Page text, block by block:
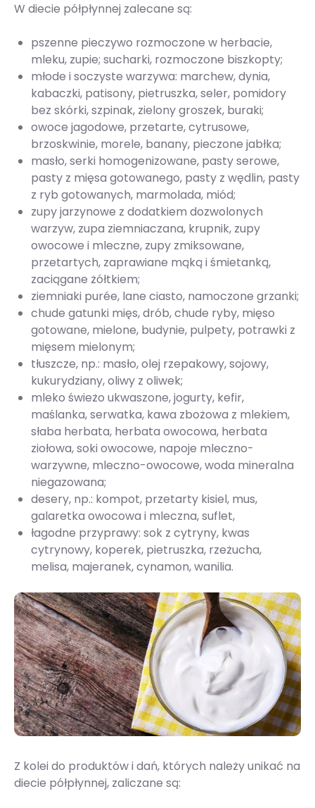
W diecie półpłynnej zalecane są:
pszenne pieczywo rozmoczone w herbacie,
mleku, zupie; sucharki, rozmoczone biszkopty;
młode i soczyste warzywa: marchew, dynia,
kabaczki, patisony, pietruszka, seler, pomidory
bez skórki, szpinak, zielony groszek, buraki;
owoce jagodowe, przetarte, cytrusowe,
brzoskwinie, morele, banany, pieczone jabłka;
masło, serki homogenizowane, pasty serowe,
pasty z mięsa gotowanego, pasty z wędlin, pasty
z ryb gotowanych, marmolada, miód;
zupy jarzynowe z dodatkiem dozwolonych
warzyw, zupa ziemniaczana, krupnik, zupy
owocowe i mleczne, zupy zmiksowane,
przetartych, zaprawiane mąką i śmietanką,
zaciągane żółtkiem;
ziemniaki purée, lane ciasto, namoczone grzanki;
chude gatunki mięs, drób, chude ryby, mięso
gotowane, mielone, budynie, pulpety, potrawki z
mięsem mielonym;
tłuszcze, np.: masło, olej rzepakowy, sojowy,
kukurydziany, oliwy z oliwek;
mleko świeżo ukwaszone, jogurty, kefir,
maślanka, serwatka, kawa zbożowa z mlekiem,
słaba herbata, herbata owocowa, herbata
ziołowa, soki owocowe, napoje mleczno-
warzywne, mleczno-owocowe, woda mineralna
niegazowana;
desery, np.: kompot, przetarty kisiel, mus,
galaretka owocowa i mleczna, suflet,
łagodne przyprawy: sok z cytryny, kwas
cytrynowy, koperek, pietruszka, rzeżucha,
melisa, majeranek, cynamon, wanilia.
Z kolei do produktów i dań, których należy unikać na
diecie półpłynnej, zaliczane są: